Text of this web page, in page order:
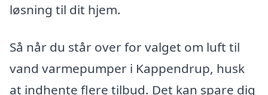
løsning til dit hjem.
Så når du står over for valget om luft til
vand varmepumper i Kappendrup, husk
at indhente flere tilbud. Det kan spare dig